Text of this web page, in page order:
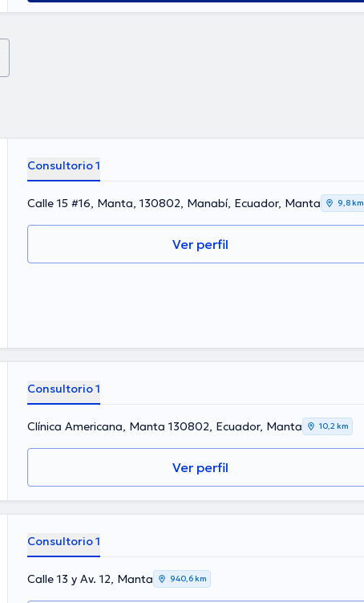
Consultorio 1
Calle 15 #16, Manta, 130802, Manabí, Ecuador, Manta 9,8 km
Ver perfil
Consultorio 1
Clínica Americana, Manta 130802, Ecuador, Manta 10,2 km
Ver perfil
Consultorio 1
Calle 13 y Av. 12, Manta 940,6 km